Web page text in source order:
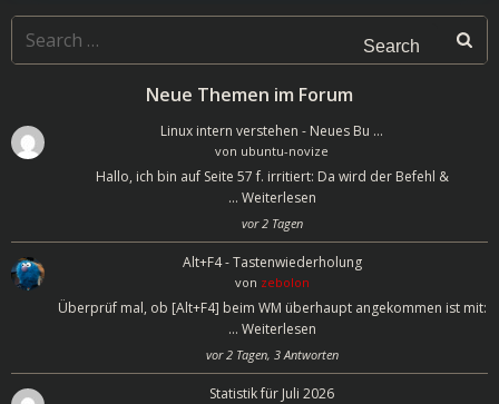
Search
for:
Neue Themen im Forum
Linux intern verstehen - Neues Bu …
von ubuntu-novize
Hallo, ich bin auf Seite 57 f. irritiert: Da wird der Befehl &
… Weiterlesen
vor 2 Tagen
Alt+F4 - Tastenwiederholung
von zebolon
Überprüf mal, ob [Alt+F4] beim WM überhaupt angekommen ist mit:
… Weiterlesen
vor 2 Tagen, 3 Antworten
Statistik für Juli 2026